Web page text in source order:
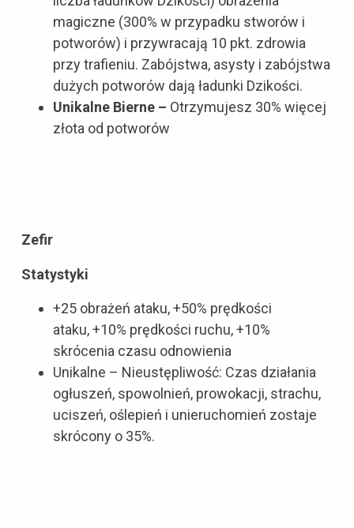
magiczne (300% w przypadku stworów i
potworów) i przywracają 10 pkt. zdrowia
przy trafieniu. Zabójstwa, asysty i zabójstwa
dużych potworów dają ładunki Dzikości.
Unikalne Bierne – Otrzymujesz 30% więcej
złota od potworów
Zefir
Statystyki
+25 obrażeń ataku, +50% prędkości
ataku, +10% prędkości ruchu, +10%
skrócenia czasu odnowienia
Unikalne – Nieustępliwość: Czas działania
ogłuszeń, spowolnień, prowokacji, strachu,
uciszeń, oślepień i unieruchomień zostaje
skrócony o 35%.